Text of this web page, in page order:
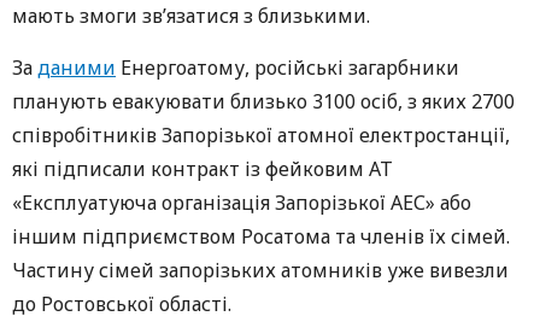
мають змоги зв’язатися з близькими.
Заданими Енергоатому, російські загарбники
планують евакуювати близько 3100 осіб, з яких 2700
співробітників Запорізької атомної електростанції,
які підписали контракт із фейковим АТ
«Експлуатуюча організація Запорізької АЕС» або
іншим підприємством Росатома та членів їх сімей.
Частину сімей запорізьких атомників уже вивезли
до Ростовської області.